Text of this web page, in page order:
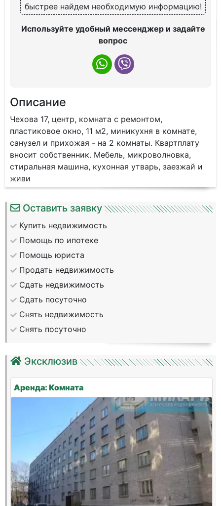
быстрее найдем необходимую информацию!
Используйте удобный мессенджер и задайте
вопрос
Описание
Чехова 17, центр, комната с ремонтом,
пластиковое окно, 11 м2, миникухня в комнате,
санузел и прихожая - на 2 комнаты. Квартплату
вносит собственник. Мебель, микроволновка,
стиральная машина, кухонная утварь, заезжай и
живи
Оставить заявку
Купить недвижимость
Помощь по ипотеке
Помощь юриста
Продать недвижимость
Сдать недвижимость
Сдать посуточно
Снять недвижимость
Снять посуточно
Эксклюзив
Аренда: Комната